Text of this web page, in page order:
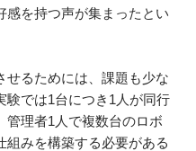
感を持つ声が集まったとい
せるためには、課題も少な
験では1台につき1人が同行
管理者1人で複数台のロボ
組みを構築する必要がある